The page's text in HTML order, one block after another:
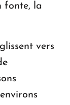
fonte, la
vers